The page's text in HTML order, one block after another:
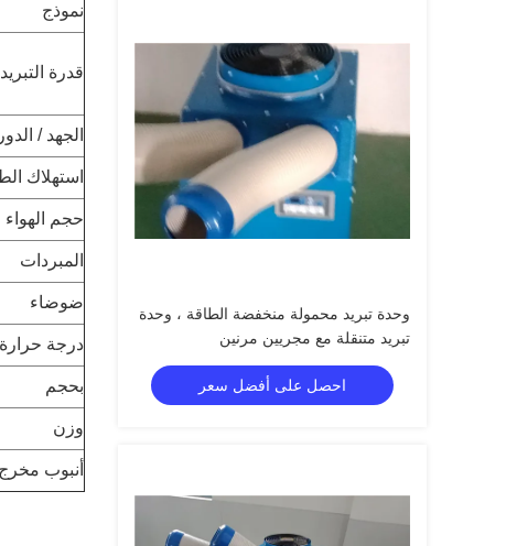
وحدة تبريد محمولة منخفضة الطاقة ، وحدة
تبريد متنقلة مع مجريين مرنين
احصل على أفضل سعر
نموذج
قدرة التبريد
الجهد /
استهلاك
حجم الهواء
المبردات
ضوضاء
درجة
بحجم
وزن
أنبوب مخرج